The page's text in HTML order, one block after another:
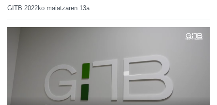
GITB 2022ko maiatzaren 13a